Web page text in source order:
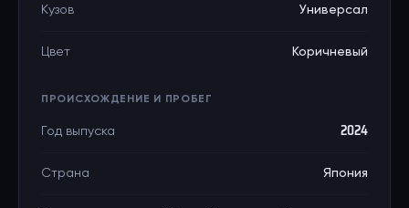
Кузов Универсал
Цвет Коричневый
ПРОИСХОЖДЕНИЕ И ПРОБЕГ
Год выпуска 2024
Страна Япония